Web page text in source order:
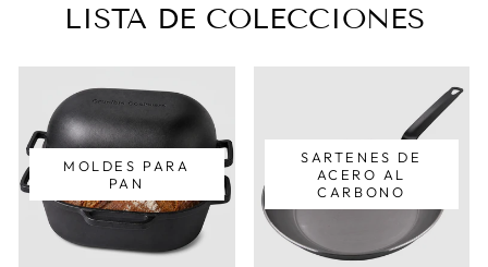
LISTA DE COLECCIONES
MOLDES PARA
PAN
SARTENES DE
ACERO AL
CARBONO